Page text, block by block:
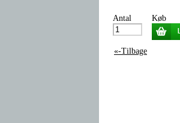
Antal Køb
«-Tilbage